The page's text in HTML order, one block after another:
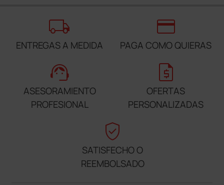
local_shipping
ENTREGAS A MEDIDA
credit_card
PAGA COMO QUIERAS
support_agent
ASESORAMIENTO
PROFESIONAL
request_quote
OFERTAS
PERSONALIZADAS
verified_user
SATISFECHO O
REEMBOLSADO